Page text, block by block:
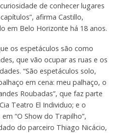
de conhecer lugares
afirma Castillo,
em Belo Horizonte há 18 anos.
os espetáculos são como
que vão ocupar as ruas e os
“São espetáculos solo,
em cena: meu palhaço, o
Roubadas”, que faz parte
Teatro El Individuo; e o
“O Show do Trapilho”,
do parceiro Thiago Nicácio,